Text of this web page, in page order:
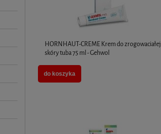
HORNHAUT-CREME Krem do zrogowaciałej
skóry tuba 75 ml - Gehwol
do koszyka